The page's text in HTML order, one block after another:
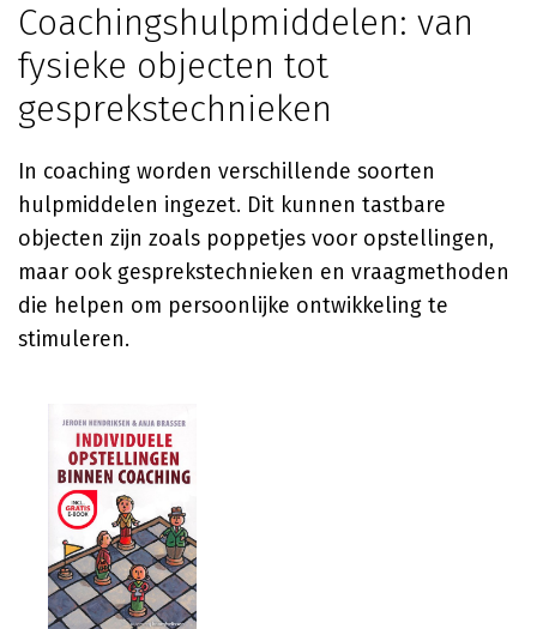
Coachingshulpmiddelen: van
fysieke objecten tot
gesprekstechnieken
In coaching worden verschillende soorten
hulpmiddelen ingezet. Dit kunnen tastbare
objecten zijn zoals poppetjes voor opstellingen,
maar ook gesprekstechnieken en vraagmethoden
die helpen om persoonlijke ontwikkeling te
stimuleren.